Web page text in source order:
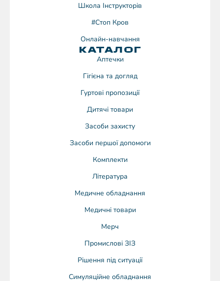
Школа Інструкторів
#Стоп Кров
Онлайн-навчання
КАТАЛОГ
Аптечки
Гігієна та догляд
Гуртові пропозиції
Дитячі товари
Засоби захисту
Засоби першої допомоги
Комплекти
Література
Медичне обладнання
Медичні товари
Мерч
Промислові ЗІЗ
Рішення під ситуації
Симуляційне обладнання